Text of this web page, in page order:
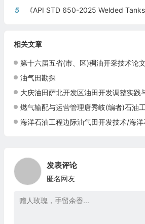
5
《API STD 650-2025 Welded Tanks for Oil Storage》 《钢制
相关文章
第十六届五省(市、区)稠油开采技术论文集(套装上下册)霍进石
油气田勘探
大庆油田萨北开发区油田开发调整实践与认识论文集
燃气输配与运营管理唐秀岐(编者)石油
海洋石油工程边际油气田开发技术/海洋石
发表评论
匿名网友